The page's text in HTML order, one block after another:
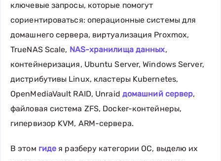
ключевые запросы, которые помогут
сориентироваться: операционные системы для
домашнего сервера, виртуализация Proxmox,
TrueNAS Scale, NAS-хранилища данных,
контейнеризация, Ubuntu Server, Windows Server,
дистрибутивы Linux, кластеры Kubernetes,
OpenMediaVault RAID, Unraid домашний сервер,
файловая система ZFS, Docker-контейнеры,
гипервизор KVM, ARM-сервера.
В этом гиде я разберу категории ОС, выделю их